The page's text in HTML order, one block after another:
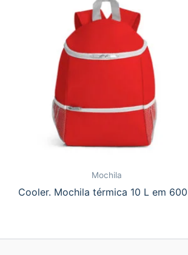
Mochila
Cooler. Mochila térmica 10 L em